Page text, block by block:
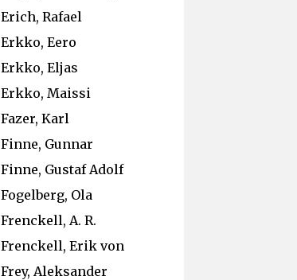
Erich, Rafael
Erkko, Eero
Erkko, Eljas
Erkko, Maissi
Fazer, Karl
Finne, Gunnar
Finne, Gustaf Adolf
Fogelberg, Ola
Frenckell, A. R.
Frenckell, Erik von
Frey, Aleksander